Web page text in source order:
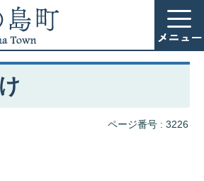
ページ番号 : 3226